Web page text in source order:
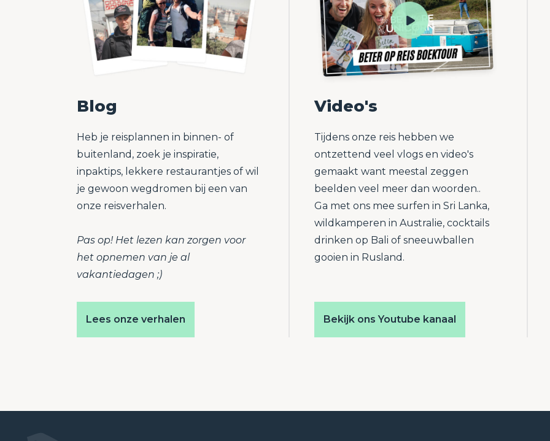
Blog
Heb je reisplannen in binnen- of
buitenland, zoek je inspiratie,
inpaktips, lekkere restaurantjes of wil
je gewoon wegdromen bij een van
onze reisverhalen.
Pas op! Het lezen kan zorgen voor
het opnemen van je al
vakantiedagen ;)
Lees onze verhalen
Video's
Tijdens onze reis hebben we
ontzettend veel vlogs en video's
gemaakt want meestal zeggen
beelden veel meer dan woorden..
Ga met ons mee surfen in Sri Lanka,
wildkamperen in Australie, cocktails
drinken op Bali of sneeuwballen
gooien in Rusland.
Bekijk ons Youtube kanaal